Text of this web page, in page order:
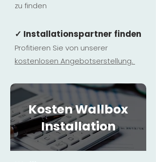
zu finden
✓ Installationspartner finden
Profitieren Sie von unserer
kostenlosen Angebotserstellung.
Kosten Wallbox
Installation